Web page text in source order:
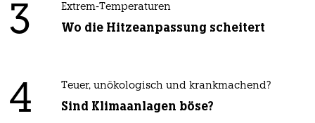
3 Extrem-Temperaturen
Wo die Hitzeanpassung scheitert
4 Teuer, unökologisch und krankmachend?
Sind Klimaanlagen böse?